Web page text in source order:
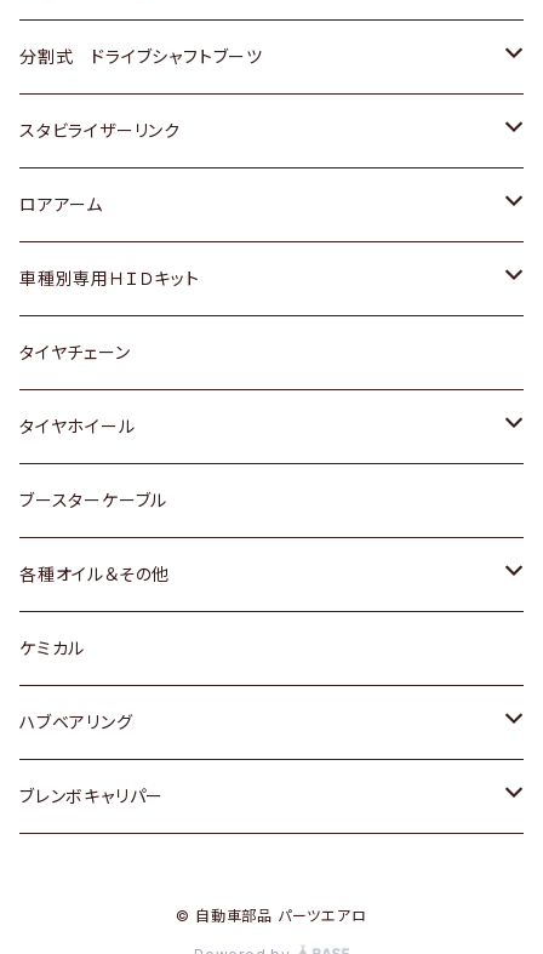
三菱
スバル
スバル
日産
いすゞ
ダイハツ
マツダ
三菱
スバル
レクサス
ホンダ
スズキ
日産
ダイハツ
マツダ
三菱
スバル
トヨタ
ホンダ
スズキ
日産
いすゞ
ダイハツ
マツダ
三菱
スバル
分割式 ドライブシャフトブーツ
トヨタ
ホンダ
スズキ
日産
ダイハツ
スバル
スタビライザーリンク
トヨタ
ホンダ
スズキ
日産
ダイハツ
マツダ
ロアアーム
ホンダ
スズキ
日産
ダイハツ
マツダ
スバル
車種別専用ＨＩＤキット
トヨタ
マツダ
タイヤチェーン
タイヤホイール
トヨタ
ホンダ
スズキ
日産
ダイハツ
ブースターケーブル
各種オイル＆その他
ディーデル洗浄添加剤
ケミカル
ハブベアリング
トヨタ
ブレンボキャリパー
© 自動車部品 パーツエアロ